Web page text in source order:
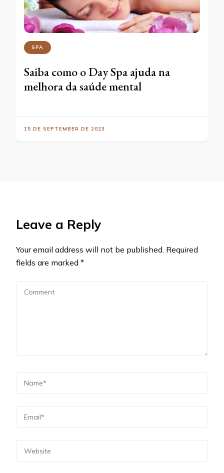
SPA
Saiba como o Day Spa ajuda na
melhora da saúde mental
15 DE SEPTEMBER DE 2023
Leave a Reply
Your email address will not be published. Required
fields are marked *